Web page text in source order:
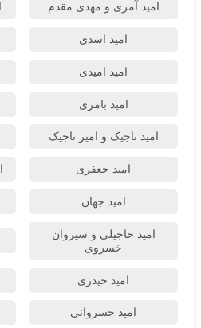
امید آمری و مهدی مقدم
امید اسدی
امید امیدی
امید بامری
امید تاجیک و امیر تاجیک
امید جعفری
امید جهان
امید حاجیلی و سیروان
خسروی
امید حیدری
امید خسروانی